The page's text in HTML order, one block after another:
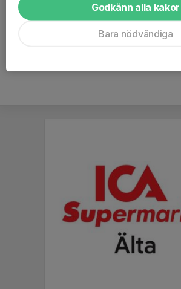
Position
-
Godkänn alla kakor
Bara nödvändiga